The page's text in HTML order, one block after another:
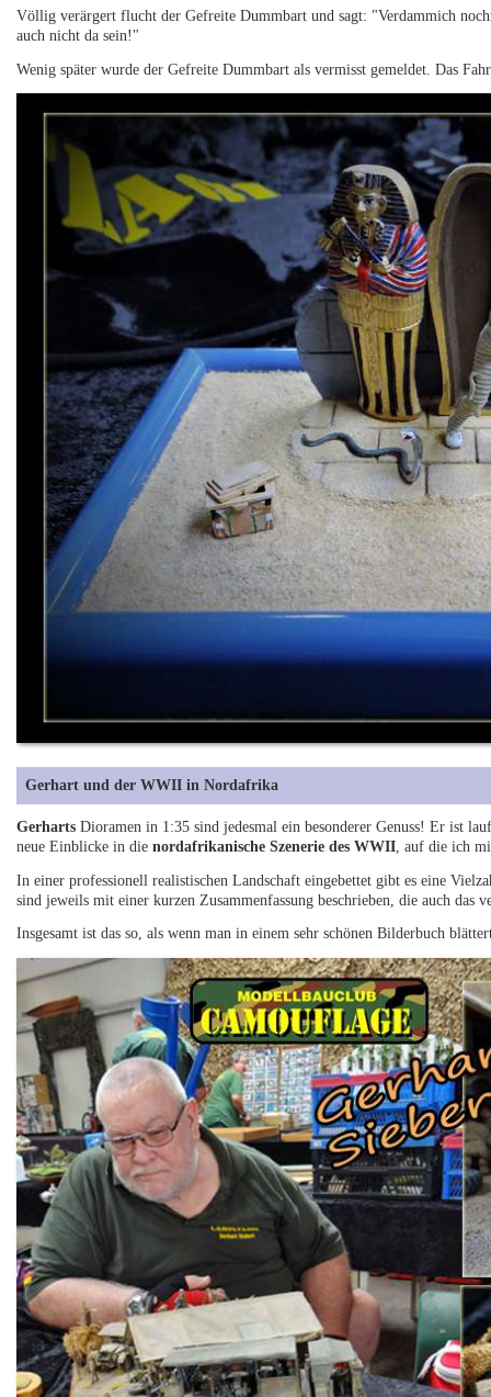
Völlig verärgert flucht der Gefreite Dummbart und sagt: "Verdammich
auch nicht da sein!"
Wenig später wurde der Gefreite Dummbart als vermisst gemeldet. Das
Gerhart und der WWII in Nordafrika
Gerharts Dioramen in 1:35 sind jedesmal ein besonderer Genuss! Er ist
neue Einblicke in dienordafrikanische Szenerie des WWII, auf die ich
In einer professionell realistischen Landschaft eingebettet gibt es eine
sind jeweils mit einer kurzen Zusammenfassung beschrieben, die auch das
Insgesamt ist das so, als wenn man in einem sehr schönen Bilderbuch